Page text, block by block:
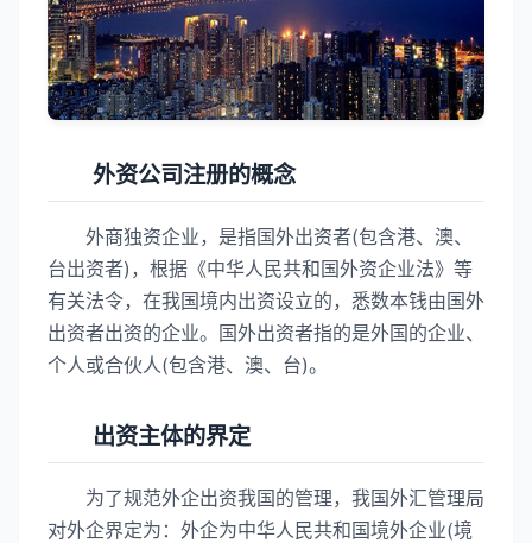
外资公司注册的概念
外商独资企业，是指国外出资者(包含港、澳、
台出资者)，根据《中华人民共和国外资企业法》等
有关法令，在我国境内出资设立的，悉数本钱由国外
出资者出资的企业。国外出资者指的是外国的企业、
个人或合伙人(包含港、澳、台)。
出资主体的界定
为了规范外企出资我国的管理，我国外汇管理局
对外企界定为：外企为中华人民共和国境外企业(境